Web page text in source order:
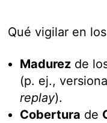
Qué vigilar en
Madurez de
(p. ej.,
replay).
Cobertura de